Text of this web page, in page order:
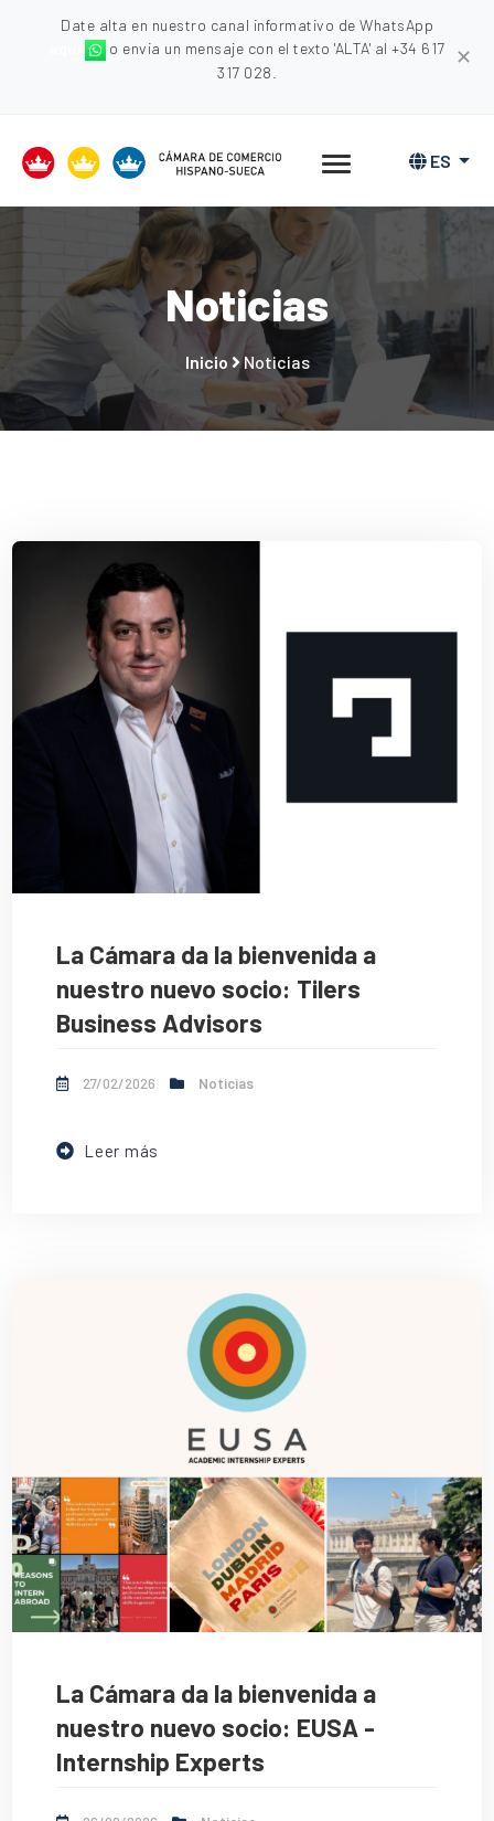
Date alta en nuestro canal informativo de WhatsApp
o envia un mensaje con el texto 'ALTA' al +34 617
317 028.
✕
ES
Noticias
Inicio Noticias
La Cámara da la bienvenida a
nuestro nuevo socio: Tilers
Business Advisors
27/02/2026 Noticias
Leer más
La Cámara da la bienvenida a
nuestro nuevo socio: EUSA -
Internship Experts